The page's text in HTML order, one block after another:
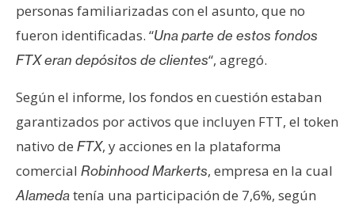
d
e
P
e
n
s
a
personas familiarizadas con el asunto, que no
fueron identificadas. “Una parte de estos fondos
FTX eran depósitos de clientes“, agregó.
Según el informe, los fondos en cuestión estaban
garantizados por activos que incluyen FTT, el token
nativo de FTX, y acciones en la plataforma
comercial Robinhood Markerts, empresa en la cual
Alamedatenía una participación de 7,6%, según